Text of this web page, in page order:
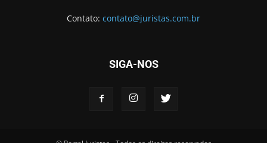
Contato: contato@juristas.com.br
SIGA-NOS